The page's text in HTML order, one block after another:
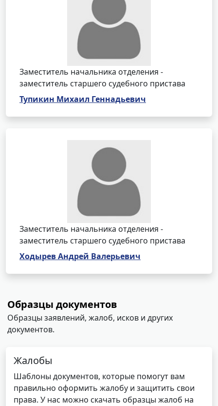
Заместитель начальника отделения -
заместитель старшего судебного пристава
Тупикин Михаил Геннадьевич
Заместитель начальника отделения -
заместитель старшего судебного пристава
Ходырев Андрей Валерьевич
Образцы документов
Образцы заявлений, жалоб, исков и других
документов.
Жалобы
Шаблоны документов, которые помогут вам
правильно оформить жалобу и защитить свои
права. У нас можно скачать образцы жалоб на